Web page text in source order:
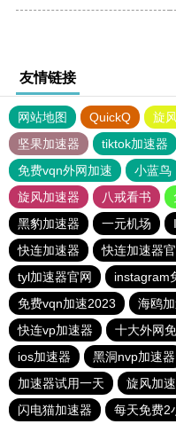
友情链接
网站地图 QuickQ 旋
坚果加速器
tiktok加速器
免费vqn外网加速
小蓝鸟
旋风加速器
八戒看书
黑豹加速器
一元机场
快连加速器
快连加速器
tyl加速器官网
instagram
免费vqn加速2023
海鸥
快连vp加速器
十大外网
ios加速器
黑洞nvp加速器
加速器试用一天
旋风加
闪电猫加速器
每天免费2